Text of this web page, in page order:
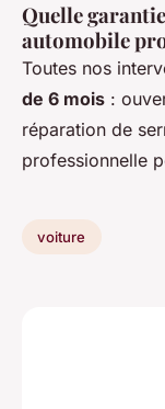
Quelle
automobile
Toutes nos
de 6 mois :
réparation de
professionnelle
voiture